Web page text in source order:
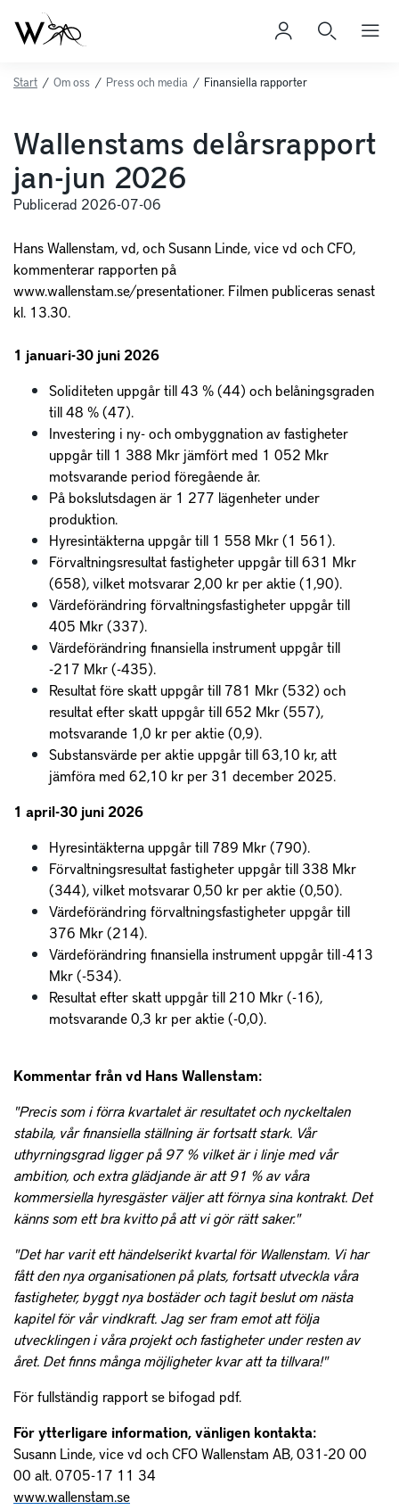
Start / Om oss / Press och media / Finansiella rapporter
Wallenstams delårsrapport
jan-jun 2026
Publicerad 2026-07-06
Hans Wallenstam, vd, och Susann Linde, vice vd och CFO,
kommenterar rapporten på
www.wallenstam.se/presentationer. Filmen publiceras senast
kl. 13.30.
1 januari-30 juni 2026
Soliditeten uppgår till 43 % (44) och belåningsgraden
till 48 % (47).
Investering i ny- och ombyggnation av fastigheter
uppgår till 1 388 Mkr jämfört med 1 052 Mkr
motsvarande period föregående år.
På bokslutsdagen är 1 277 lägenheter under
produktion.
Hyresintäkterna uppgår till 1 558 Mkr (1 561).
Förvaltningsresultat fastigheter uppgår till 631 Mkr
(658), vilket motsvarar 2,00 kr per aktie (1,90).
Värdeförändring förvaltningsfastigheter uppgår till
405 Mkr (337).
Värdeförändring finansiella instrument uppgår till
-217 Mkr (-435).
Resultat före skatt uppgår till 781 Mkr (532) och
resultat efter skatt uppgår till 652 Mkr (557),
motsvarande 1,0 kr per aktie (0,9).
Substansvärde per aktie uppgår till 63,10 kr, att
jämföra med 62,10 kr per 31 december 2025.
1 april-30 juni 2026
Hyresintäkterna uppgår till 789 Mkr (790).
Förvaltningsresultat fastigheter uppgår till 338 Mkr
(344), vilket motsvarar 0,50 kr per aktie (0,50).
Värdeförändring förvaltningsfastigheter uppgår till
376 Mkr (214).
Värdeförändring finansiella instrument uppgår till -413
Mkr (-534).
Resultat efter skatt uppgår till 210 Mkr (-16),
motsvarande 0,3 kr per aktie (-0,0).
Kommentar från vd Hans Wallenstam:
"Precis som i förra kvartalet är resultatet och nyckeltalen
stabila, vår finansiella ställning är fortsatt stark. Vår
uthyrningsgrad ligger på 97 % vilket är i linje med vår
ambition, och extra glädjande är att 91 % av våra
kommersiella hyresgäster väljer att förnya sina kontrakt. Det
känns som ett bra kvitto på att vi gör rätt saker."
"Det har varit ett händelserikt kvartal för Wallenstam. Vi har
fått den nya organisationen på plats, fortsatt utveckla våra
fastigheter, byggt nya bostäder och tagit beslut om nästa
kapitel för vår vindkraft. Jag ser fram emot att följa
utvecklingen i våra projekt och fastigheter under resten av
året. Det finns många möjligheter kvar att ta tillvara!"
För fullständig rapport se bifogad pdf.
För ytterligare information, vänligen kontakta:
Susann Linde, vice vd och CFO Wallenstam AB, 031-20 00
00 alt. 0705-17 11 34
www.wallenstam.se